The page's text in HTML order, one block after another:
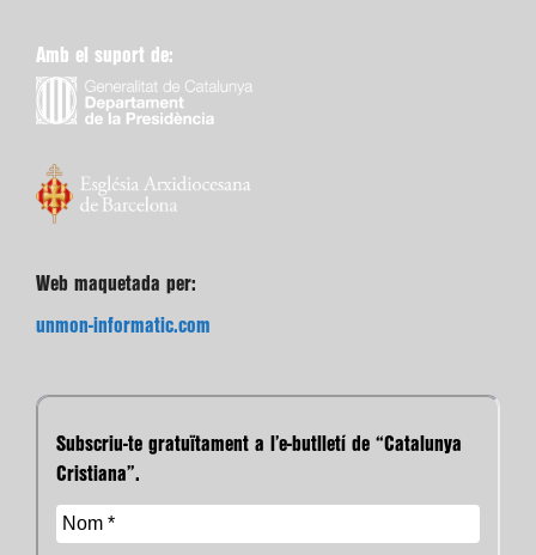
Amb el suport de:
Web maquetada per:
unmon-informatic.com
Subscriu-te gratuïtament a l’e-butlletí de “Catalunya
Cristiana”.